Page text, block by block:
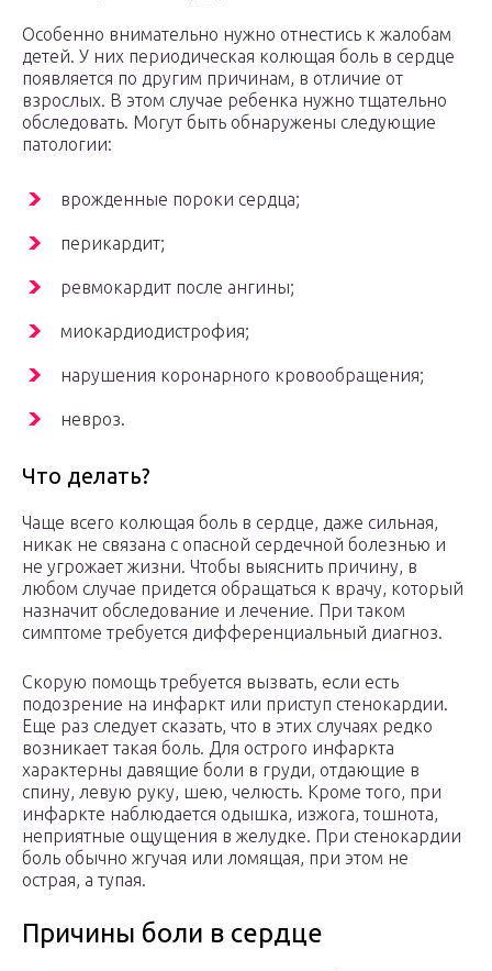
Особенно внимательно нужно отнестись к жалобам
детей. У них периодическая колющая боль в сердце
появляется по другим причинам, в отличие от
взрослых. В этом случае ребенка нужно тщательно
обследовать. Могут быть обнаружены следующие
патологии:
врожденные пороки сердца;
перикардит;
ревмокардит после ангины;
миокардиодистрофия;
нарушения коронарного кровообращения;
невроз.
Что делать?
Чаще всего колющая боль в сердце, даже сильная,
никак не связана с опасной сердечной болезнью и
не угрожает жизни. Чтобы выяснить причину, в
любом случае придется обращаться к врачу, который
назначит обследование и лечение. При таком
симптоме требуется дифференциальный диагноз.
Скорую помощь требуется вызвать, если есть
подозрение на инфаркт или приступ стенокардии.
Еще раз следует сказать, что в этих случаях редко
возникает такая боль. Для острого инфаркта
характерны давящие боли в груди, отдающие в
спину, левую руку, шею, челюсть. Кроме того, при
инфаркте наблюдается одышка, изжога, тошнота,
неприятные ощущения в желудке. При стенокардии
боль обычно жгучая или ломящая, при этом не
острая, а тупая.
Причины боли в сердце